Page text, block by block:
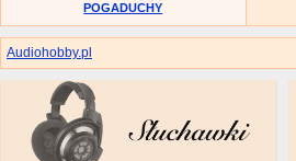
POGADUCHY
Audiohobby.pl